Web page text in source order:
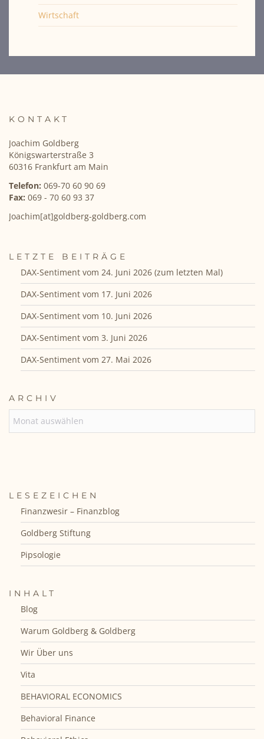
Wirtschaft
KONTAKT
Joachim Goldberg
Königswarterstraße 3
60316 Frankfurt am Main
Telefon: 069-70 60 90 69
Fax: 069 - 70 60 93 37
Joachim[at]goldberg-goldberg.com
LETZTE BEITRÄGE
DAX-Sentiment vom 24. Juni 2026 (zum letzten Mal)
DAX-Sentiment vom 17. Juni 2026
DAX-Sentiment vom 10. Juni 2026
DAX-Sentiment vom 3. Juni 2026
DAX-Sentiment vom 27. Mai 2026
ARCHIV
LESEZEICHEN
Finanzwesir – Finanzblog
Goldberg Stiftung
Pipsologie
INHALT
Blog
Warum Goldberg & Goldberg
Wir Über uns
Vita
BEHAVIORAL ECONOMICS
Behavioral Finance